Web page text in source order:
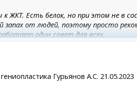
ЖКТ. Есть белок, но при этом не в
от людей, поэтому просто
один совет для всех.
Гурьянов А.С. 21.05.2023